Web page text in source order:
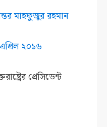
মাহফুজুর রহমান
২০১৬
প্রেসিডেন্ট